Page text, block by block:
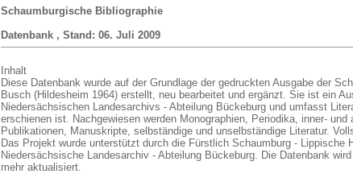
Schaumburgische Bibliographie
Datenbank , Stand: 06. Juli 2009
Inhalt
Diese Datenbank wurde auf der Grundlage der gedruckten Ausgabe der
Busch (Hildesheim 1964) erstellt, neu bearbeitet und ergänzt. Sie ist ein
Niedersächsischen Landesarchivs - Abteilung Bückeburg und umfasst
erschienen ist. Nachgewiesen werden Monographien, Periodika, inner-
Publikationen, Manuskripte, selbständige und unselbständige Literatur.
Das Projekt wurde unterstützt durch die Fürstlich Schaumburg - Lippische
Niedersächsische Landesarchiv - Abteilung Bückeburg. Die Datenbank
mehr aktualisiert.